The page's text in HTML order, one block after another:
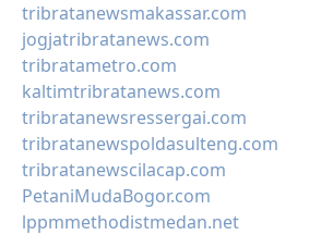
tribratanewsmakassar.com
jogjatribratanews.com
tribratametro.com
kaltimtribratanews.com
tribratanewsressergai.com
tribratanewspoldasulteng.com
tribratanewscilacap.com
PetaniMudaBogor.com
lppmmethodistmedan.net